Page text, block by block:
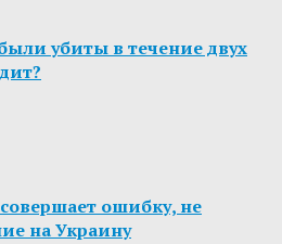
убиты в течение двух
ошибку, не
на Украину